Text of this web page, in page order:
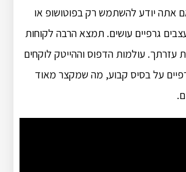
אתה יודע להשתמש רק בפוטושופ או
גרפיים עושים. תמצא הרבה לקוחות
עזרתך. עולמות הדפוס וההייטק לוקחים
על בסיס קבוע, מה שמקצר מאוד